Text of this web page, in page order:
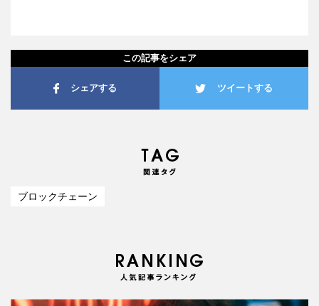
この記事をシェア
シェアする ツイートする
ブロックチェーン